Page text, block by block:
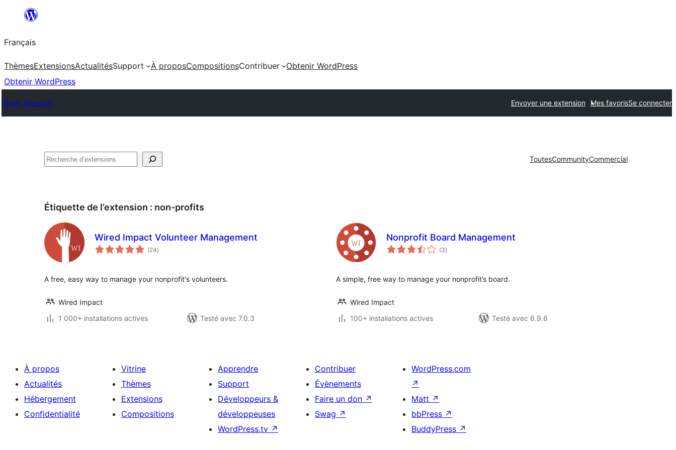
contenu
Français
ThèmesExtensionsActualitésSupport À proposCompositionsContribuer
Obtenir WordPress
Obtenir WordPress
Plugin Directory Envoyer une extension Mes favorisSe connecter
Rechercher ToutesCommunityCommercial
Étiquette de l’extension : non-profits
Wired Impact Volunteer Management
(24notes
en
)
A free, easy way to manage your nonprofit's volunteers.
Wired Impact
1 000+ installations actives
Testé avec 7.0.3
Nonprofit Board Management
(3notes
en
)
A simple, free way to manage your nonprofit’s board.
Wired Impact
100+ installations actives
Testé avec 6.9.6
À propos
Actualités
Hébergement
Confidentialité
Vitrine
Thèmes
Extensions
Compositions
Apprendre
Support
Développeurs &
développeuses
WordPress.tv ↗
Contribuer
Évènements
Faire un don ↗
Swag ↗
WordPress.com
↗
Matt ↗
bbPress ↗
BuddyPress ↗